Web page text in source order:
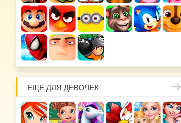
ЕЩЕ ДЛЯ ДЕВОЧЕК